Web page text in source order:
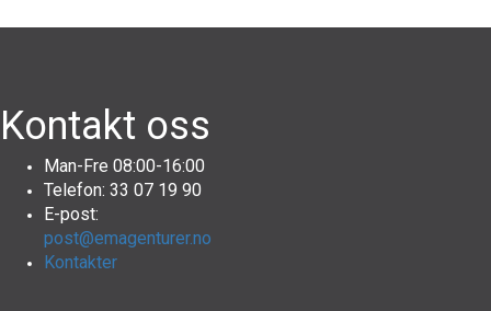
Kontakt oss
Man-Fre 08:00-16:00
Telefon: 33 07 19 90
E-post:
post@emagenturer.no
Kontakter